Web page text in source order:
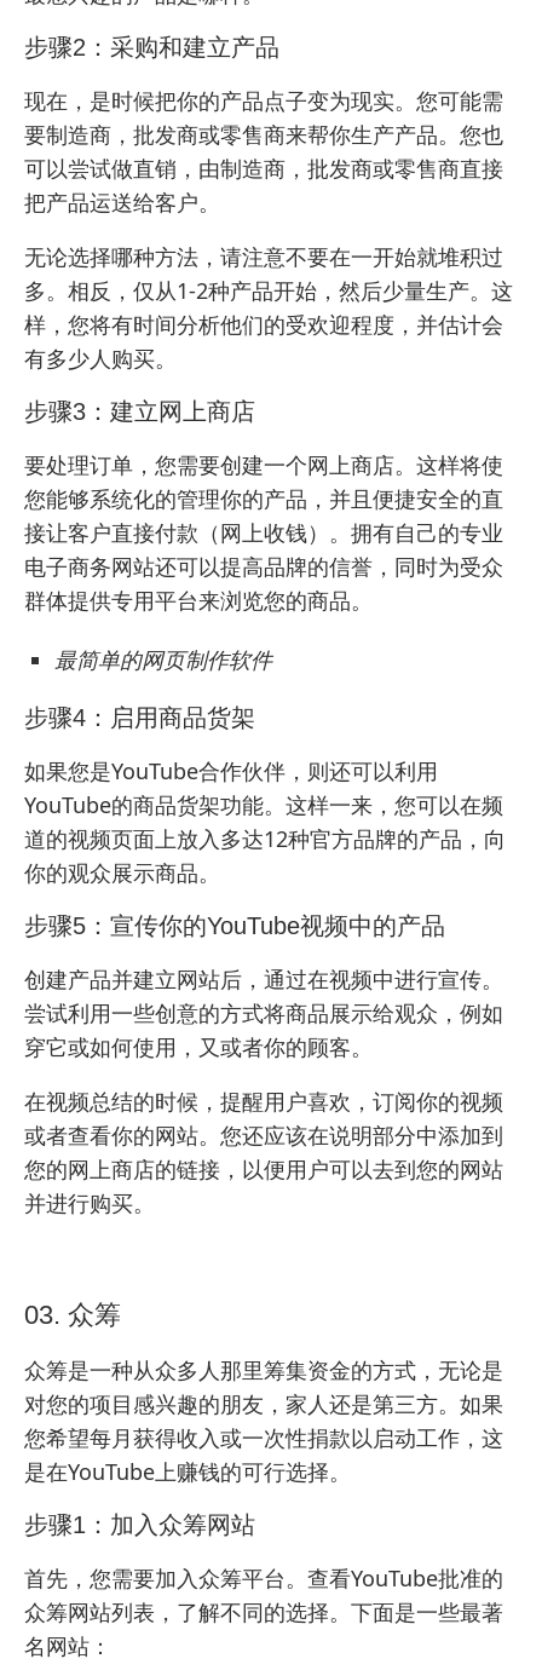
步骤2：采购和建立产品
现在，是时候把你的产品点子变为现实。您可能需
要制造商，批发商或零售商来帮你生产产品。您也
可以尝试做直销，由制造商，批发商或零售商直接
把产品运送给客户。
无论选择哪种方法，请注意不要在一开始就堆积过
多。相反，仅从1-2种产品开始，然后少量生产。这
样，您将有时间分析他们的受欢迎程度，并估计会
有多少人购买。
步骤3：建立网上商店
要处理订单，您需要创建一个网上商店。这样将使
您能够系统化的管理你的产品，并且便捷安全的直
接让客户直接付款（网上收钱）。拥有自己的专业
电子商务网站还可以提高品牌的信誉，同时为受众
群体提供专用平台来浏览您的商品。
最简单的网页制作软件
步骤4：启用商品货架
如果您是YouTube合作伙伴，则还可以利用
YouTube的商品货架功能。这样一来，您可以在频
道的视频页面上放入多达12种官方品牌的产品，向
你的观众展示商品。
步骤5：宣传你的YouTube视频中的产品
创建产品并建立网站后，通过在视频中进行宣传。
尝试利用一些创意的方式将商品展示给观众，例如
穿它或如何使用，又或者你的顾客。
在视频总结的时候，提醒用户喜欢，订阅你的视频
或者查看你的网站。您还应该在说明部分中添加到
您的网上商店的链接，以便用户可以去到您的网站
并进行购买。
03. 众筹
众筹是一种从众多人那里筹集资金的方式，无论是
对您的项目感兴趣的朋友，家人还是第三方。如果
您希望每月获得收入或一次性捐款以启动工作，这
是在YouTube上赚钱的可行选择。
步骤1：加入众筹网站
首先，您需要加入众筹平台。查看YouTube批准的
众筹网站列表，了解不同的选择。下面是一些最著
名网站：